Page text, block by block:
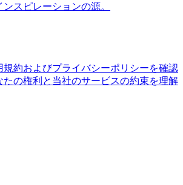
スピレーションの源。
規約およびプライバシーポリシーを確認
たの権利と当社のサービスの約束を理解